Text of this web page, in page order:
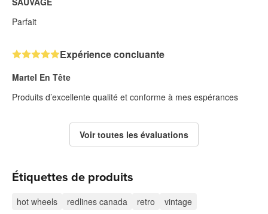
Parfait
Expérience concluante
Martel En Tête
Produits d’excellente qualité et conforme à mes espérances
Voir toutes les évaluations
Étiquettes de produits
hot wheels redlines canada retro vintage